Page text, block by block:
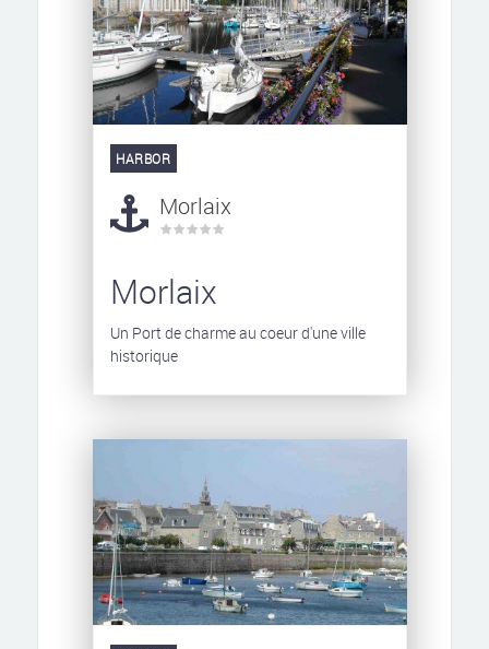
HARBOR
Morlaix
Morlaix
Un Port de charme au coeur d'une ville
historique